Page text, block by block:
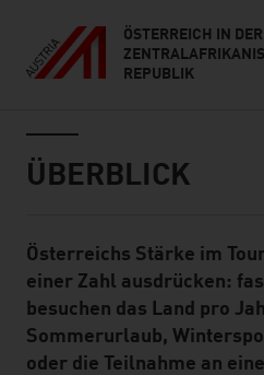
ÖSTERREICH IN DER
REPUBLIK
ÜBERBLICK
Standard Content Module
Österreichs Stärke im
einer Zahl ausdrücken:
besuchen das Land pro
Sommerurlaub,
oder die Teilnahme an